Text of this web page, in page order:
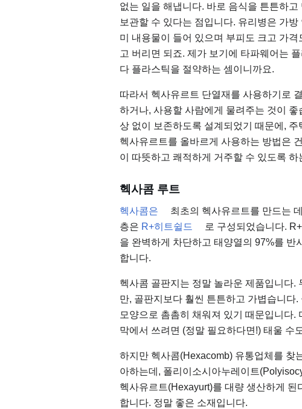
없는 일을 해냅니다. 바로 음식을 튼튼하
보관할 수 있다는 점입니다. 유리병은 가
미 내용물이 들어 있으며 부피도 크고 가
고 버리면 되죠. 제가 보기에 타파웨어는
다 플라스틱을 절약하는 셈이니까요.
따라서 헥사유르트 단열재를 사용하기로
하거나, 사용할 사람에게 물려주는 것이
상 없이 보존하도록 설계되었기 때문에,
헥사유르트를 올바르게 사용하는 방법은
이 따뜻하고 쾌적하게 거주할 수 있도록 하
헥사콤 루트
헥사콤은
최초의 헥사유르트를 만드는
층은 R+히트쉴드
로 구성되었습니다.
을 완벽하게 차단하고 태양열의 97%를 반
합니다.
헥사콤 골판지는 정말 놀라운 제품입니다.
만, 골판지보다 훨씬 튼튼하고 가볍습니다
모양으로 촘촘히 채워져 있기 때문입니다
막에서 쓰려면 (정말 필요하다면!) 태울 수
하지만 헥사콤(Hexacomb) 유통업체를 찾
아하는데, 폴리이소시아누레이트
헥사유르트(Hexayurt)를 대량 생산하게
합니다. 정말 좋은 소재입니다.